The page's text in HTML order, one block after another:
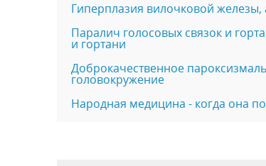
Гиперплазия вилочковой железы,
Паралич голосовых связок и
и гортани
Доброкачественное
головокружение
Народная медицина - когда она